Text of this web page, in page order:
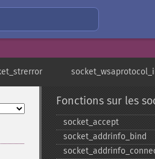
Fonctions sur les
socket_​accept
socket_​addrinfo_​bind